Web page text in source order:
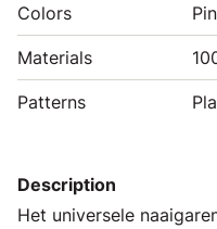
Colors
Materials
Patterns
Description
Het universele